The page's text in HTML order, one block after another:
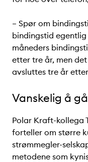
– Spør om
bindingstid
måneders
etter tre år, men
avsluttes tre år
Vanskelig å
Polar Kraft-kollega
forteller om større
strømmegler-
metodene som